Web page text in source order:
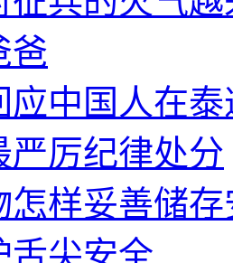
爸
应中国人在
严厉纪律处分
怎样妥善储
舌尖安全